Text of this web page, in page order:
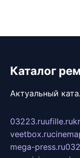
Каталог
Актуальный
03223.ruufille.ru
veetbox.ru
mega-press.ru